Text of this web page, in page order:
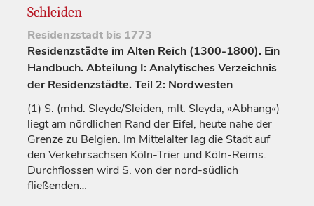
Schleiden
Residenzstadt bis 1773
Residenzstädte im Alten Reich (1300-1800). Ein
Handbuch. Abteilung I: Analytisches Verzeichnis
der Residenzstädte. Teil 2: Nordwesten
(1) S. (mhd. Sleyde/Sleiden, mlt. Sleyda, »Abhang«)
liegt am nördlichen Rand der Eifel, heute nahe der
Grenze zu Belgien. Im Mittelalter lag die Stadt auf
den Verkehrsachsen Köln-Trier und Köln-Reims.
Durchflossen wird S. von der nord-südlich
fließenden…